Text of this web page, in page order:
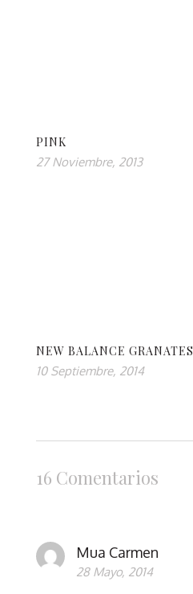
PINK
27 Noviembre, 2013
NEW BALANCE GRANATES
10 Septiembre, 2014
16 Comentarios
Mua Carmen
28 Mayo, 2014